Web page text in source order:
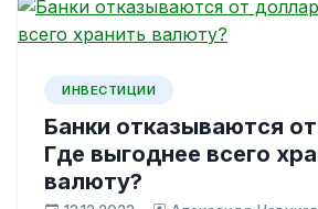
ИНВЕСТИЦИИ
Банки отказываются
Где выгоднее всего
валюту?